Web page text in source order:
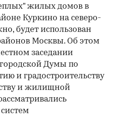
жилых домов в
Куркино на северо-
будет использован
Москвы. Об этом
заседании
Думы по
и градостроительству
и жилищной